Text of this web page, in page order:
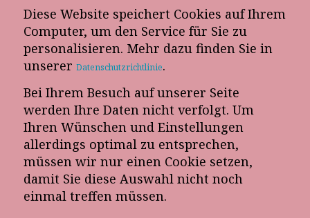
Diese Website speichert Cookies auf Ihrem
Computer, um den Service für Sie zu
personalisieren. Mehr dazu finden Sie in
unserer Datenschutzrichtlinie.
Bei Ihrem Besuch auf unserer Seite
werden Ihre Daten nicht verfolgt. Um
Ihren Wünschen und Einstellungen
allerdings optimal zu entsprechen,
müssen wir nur einen Cookie setzen,
damit Sie diese Auswahl nicht noch
einmal treffen müssen.
E-Mail-Newsletter
Telefon-Termin
MÖBELVERKÄUFER BESSER